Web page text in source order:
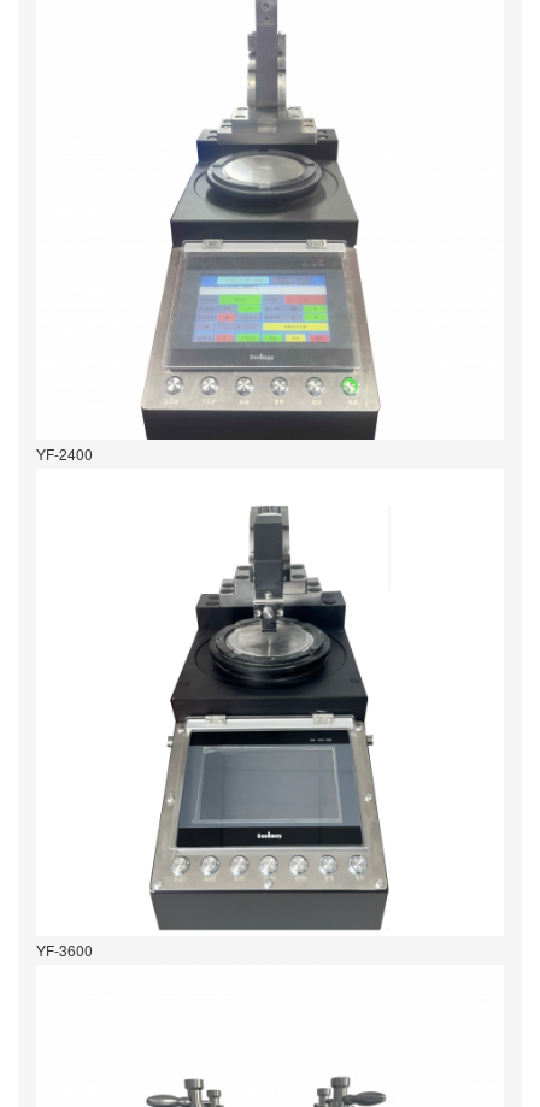
YF-2400
YF-3600